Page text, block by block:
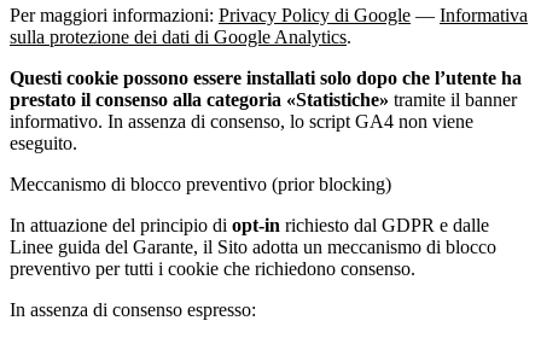
Per maggiori informazioni: Privacy Policy di Google — Informativa
sulla protezione dei dati di Google Analytics.
Questi cookie possono essere installati solo dopo che l’utente ha
prestato il consenso alla categoria «Statistiche» tramite il banner
informativo. In assenza di consenso, lo script GA4 non viene
eseguito.
Meccanismo di blocco preventivo (prior blocking)
In attuazione del principio di opt-in richiesto dal GDPR e dalle
Linee guida del Garante, il Sito adotta un meccanismo di blocco
preventivo per tutti i cookie che richiedono consenso.
In assenza di consenso espresso: